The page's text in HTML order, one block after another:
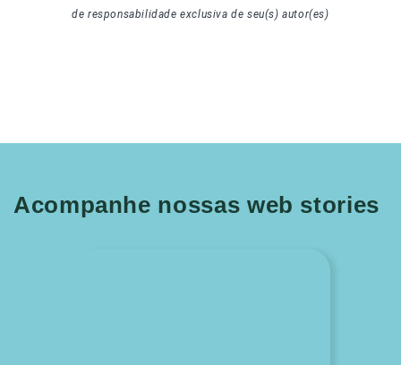
de responsabilidade exclusiva de seu(s) autor(es)
Acompanhe nossas web stories